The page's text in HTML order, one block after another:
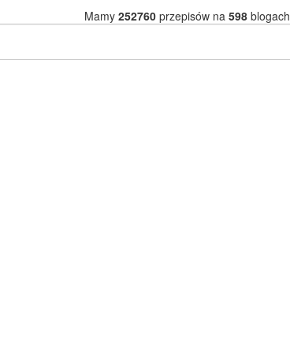
Mamy 252760przepisów na 598